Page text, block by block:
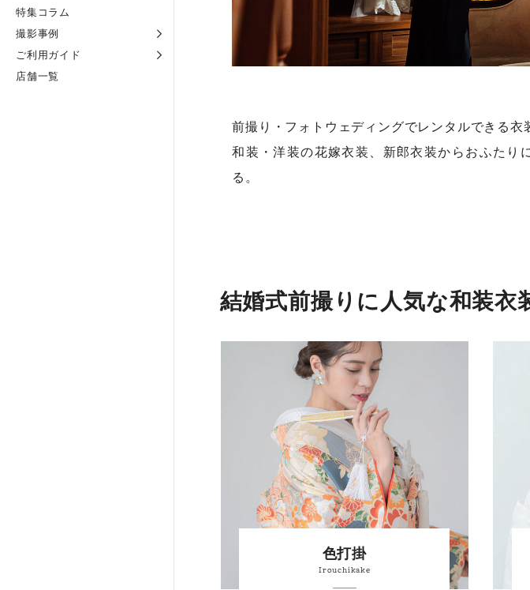
特集コラム
撮影事例
ご利用ガイド
店舗一覧
前撮り・フォトウェディングでレンタルできる衣
和装・洋装の花嫁衣装、新郎衣装からおふたり
る。
結婚式前撮りに人気な和装衣
色打掛
Irouchikake